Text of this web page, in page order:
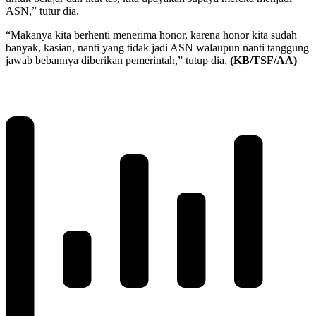
ASN,” tutur dia.
“Makanya kita berhenti menerima honor, karena honor kita sudah
banyak, kasian, nanti yang tidak jadi ASN walaupun nanti tanggung
jawab bebannya diberikan pemerintah,” tutup dia. (KB/TSF/AA)